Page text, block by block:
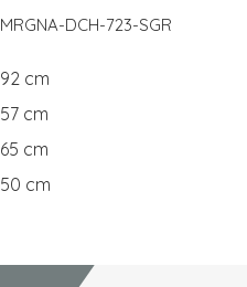
MRGNA-DCH-723-SGR
92 cm
57 cm
65 cm
50 cm